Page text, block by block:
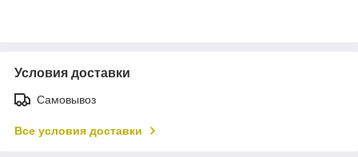
Условия доставки
Самовывоз
Все условия доставки